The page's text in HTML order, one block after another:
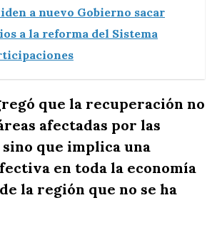
a nuevo Gobierno sacar
a la reforma del Sistema
que la recuperación no
afectadas por las
que implica una
en toda la economía
la región que no se ha